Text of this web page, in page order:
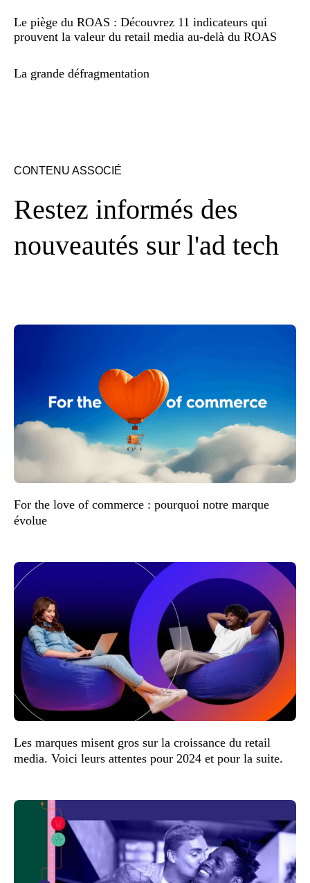
Le piège du ROAS : Découvrez 11 indicateurs qui
prouvent la valeur du retail media au-delà du ROAS
La grande défragmentation
CONTENU ASSOCIÉ
Restez informés des
nouveautés sur l'ad tech
For the love of commerce : pourquoi notre marque
évolue
Les marques misent gros sur la croissance du retail
media. Voici leurs attentes pour 2024 et pour la suite.